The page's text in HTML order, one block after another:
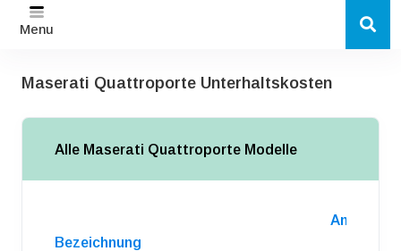
Menu
Maserati Quattroporte Unterhaltskosten
Alle Maserati Quattroporte Modelle
Bezeichnung
Anzahl